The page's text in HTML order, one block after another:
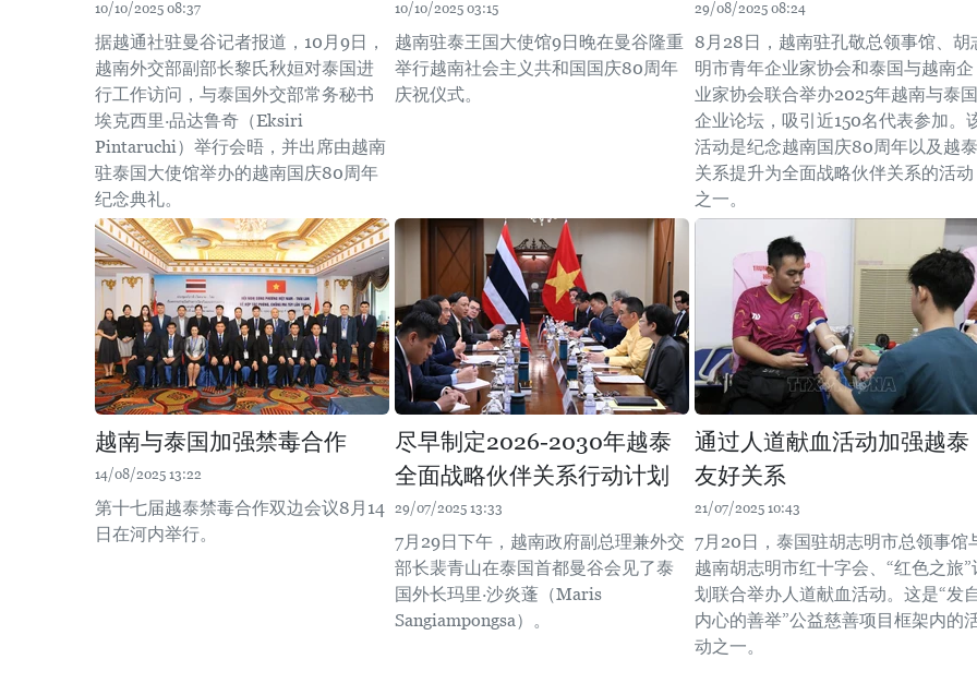
10/10/2025 08:37
据越通社驻曼谷记者报道，10月9日，
越南外交部副部长黎氏秋姮对泰国进
行工作访问，与泰国外交部常务秘书
埃克西里·品达鲁奇（Eksiri
Pintaruchi）举行会晤，并出席由越南
驻泰国大使馆举办的越南国庆80周年
纪念典礼。
10/10/2025 03:15
越南驻泰王国大使馆9日晚在曼谷隆重
举行越南社会主义共和国国庆80周年
庆祝仪式。
29/08/2025 08:24
8月28日，越南驻孔敬总领事馆、胡
明市青年企业家协会和泰国与越南企
业家协会联合举办2025年越南与泰国
企业论坛，吸引近150名代表参加。
活动是纪念越南国庆80周年以及越泰
关系提升为全面战略伙伴关系的活动
之一。
越南与泰国加强禁毒合作
14/08/2025 13:22
第十七届越泰禁毒合作双边会议8月14
日在河内举行。
尽早制定2026-2030年越泰
全面战略伙伴关系行动计划
29/07/2025 13:33
7月29日下午，越南政府副总理兼外交
部长裴青山在泰国首都曼谷会见了泰
国外长玛里·沙炎蓬（Maris
Sangiampongsa）。
通过人道献血活动加强越泰
友好关系
21/07/2025 10:43
7月20日，泰国驻胡志明市总领事馆
越南胡志明市红十字会、“红色之旅”
划联合举办人道献血活动。这是“发
内心的善举”公益慈善项目框架内的
动之一。